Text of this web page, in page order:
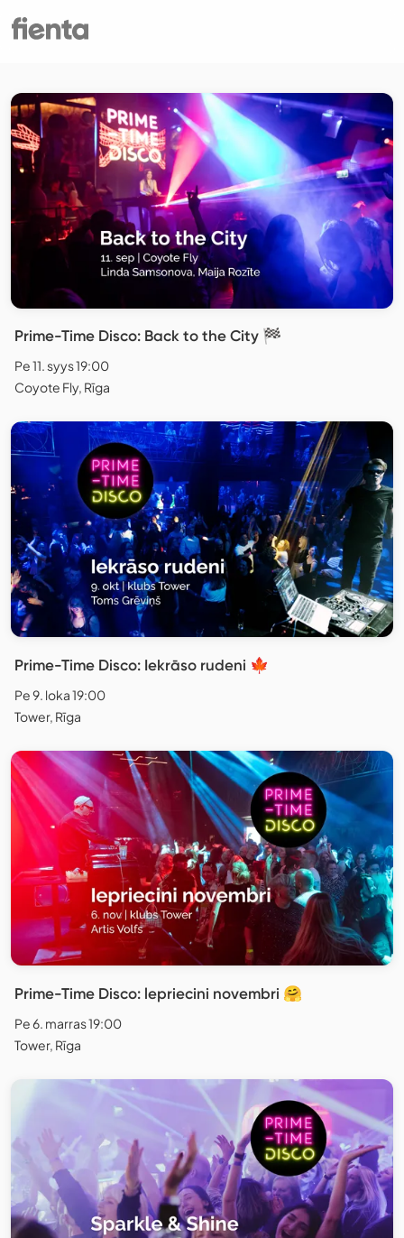
Prime-Time Disco: Back to the City 🏁
Pe 11. syys 19:00
Coyote Fly, Rīga
Prime-Time Disco: Iekrāso rudeni 🍁
Pe 9. loka 19:00
Tower, Rīga
Prime-Time Disco: lepriecini novembri 🤗
Pe 6. marras 19:00
Tower, Rīga